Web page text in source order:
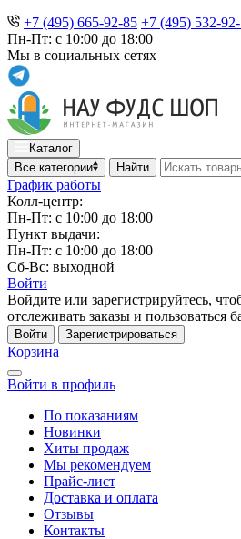
+7 (495) 665-92-85 +7 (495) 532-
Пн-Пт: с 10:00 до 18:00
Мы в социальных сетях
Каталог
Все категории
Найти
График работы
Колл-центр:
Пн-Пт: с 10:00 до 18:00
Пункт выдачи:
Пн-Пт: с 10:00 до 18:00
Сб-Вс: выходной
Войти
Войдите или зарегистрируйтесь,
отслеживать заказы и пользоваться
Войти Зарегистрироваться
Корзина
Войти в профиль
По показаниям
Новинки
Хиты продаж
Мы рекомендуем
Прайс-лист
Доставка и оплата
Отзывы
Контакты